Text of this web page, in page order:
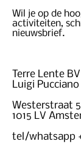
Wil je op de
activiteiten,
nieuwsbrief.
Terre Lente BV
Luigi Pucciano
Westerstraat
1015 LV
tel/whatsapp